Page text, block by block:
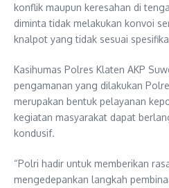
konflik maupun keresahan di
diminta tidak melakukan konvoi
knalpot yang tidak sesuai
Kasihumas Polres Klaten AKP
pengamanan yang dilakukan
merupakan bentuk pelayanan
kegiatan masyarakat dapat
kondusif.
“Polri hadir untuk memberikan
mengedepankan langkah